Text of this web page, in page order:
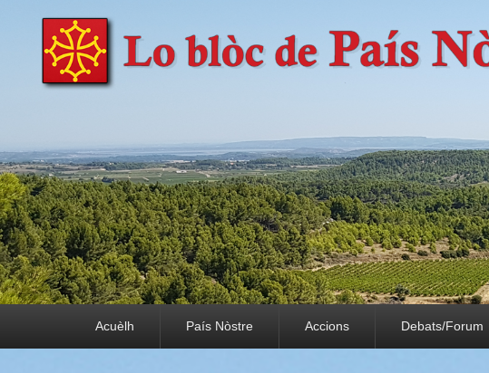
País Nòstre
Paratge e Convivència
Acuèlh País Nòstre Accions Debats/Forum